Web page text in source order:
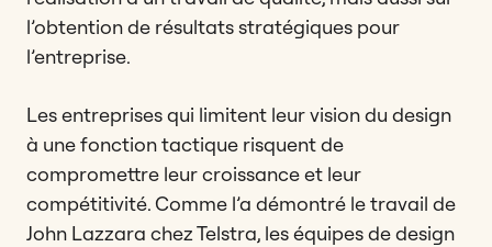
l’obtention de résultats stratégiques pour
l’entreprise.
Les entreprises qui limitent leur vision du design
à une fonction tactique risquent de
compromettre leur croissance et leur
compétitivité. Comme l’a démontré le travail de
John Lazzara chez Telstra, les équipes de design